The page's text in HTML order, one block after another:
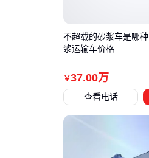
￥37.00万
不超载的砂浆车是哪种 新款四桥干混砂
浆运输车价格
查看电话